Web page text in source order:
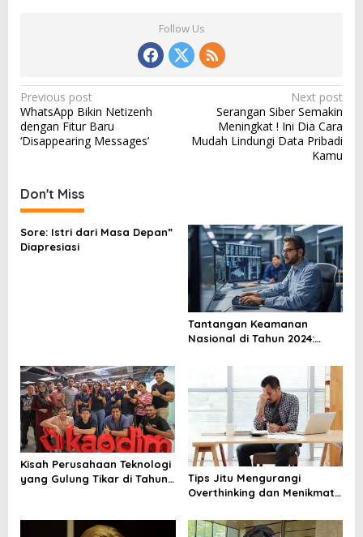
Follow Us
P
o
s
n
a
v
i
o
n
Previous post
WhatsApp Bikin Netizenh
dengan Fitur Baru
‘Disappearing Messages’
Next post
Serangan Siber Semakin
Meningkat ! Ini Dia Cara
Mudah Lindungi Data Pribadi
Kamu
Don't Miss
Sore: Istri dari Masa Depan”
Diapresiasi
Tantangan Keamanan
Nasional di Tahun 2024:
Cara Mengatasinya
Kisah Perusahaan Teknologi
yang Gulung Tikar di Tahun
Tips Jitu Mengurangi
Overthinking dan Menikmati